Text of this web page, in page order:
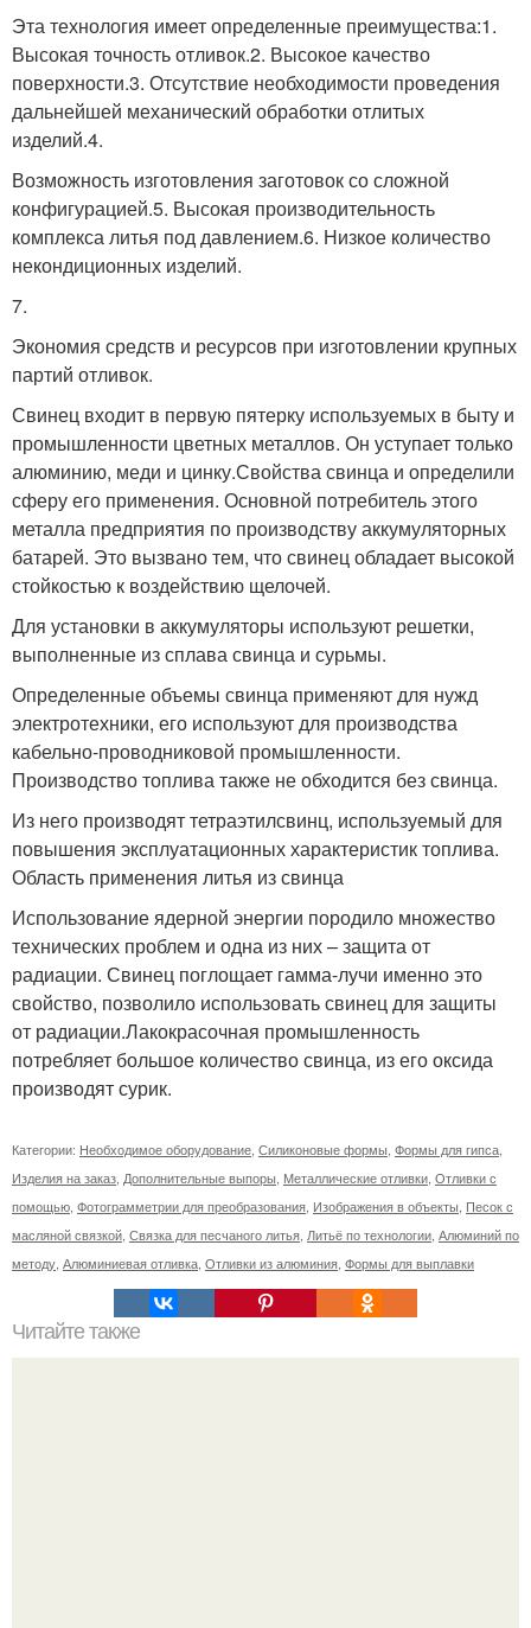
Эта технология имеет определенные преимущества:1.
Высокая точность отливок.2. Высокое качество
поверхности.3. Отсутствие необходимости проведения
дальнейшей механический обработки отлитых
изделий.4.
Возможность изготовления заготовок со сложной
конфигурацией.5. Высокая производительность
комплекса литья под давлением.6. Низкое количество
некондиционных изделий.
7.
Экономия средств и ресурсов при изготовлении крупных
партий отливок.
Свинец входит в первую пятерку используемых в быту и
промышленности цветных металлов. Он уступает только
алюминию, меди и цинку.Свойства свинца и определили
сферу его применения. Основной потребитель этого
металла предприятия по производству аккумуляторных
батарей. Это вызвано тем, что свинец обладает высокой
стойкостью к воздействию щелочей.
Для установки в аккумуляторы используют решетки,
выполненные из сплава свинца и сурьмы.
Определенные объемы свинца применяют для нужд
электротехники, его используют для производства
кабельно-проводниковой промышленности.
Производство топлива также не обходится без свинца.
Из него производят тетраэтилсвинц, используемый для
повышения эксплуатационных характеристик топлива.
Область применения литья из свинца
Использование ядерной энергии породило множество
технических проблем и одна из них – защита от
радиации. Свинец поглощает гамма-лучи именно это
свойство, позволило использовать свинец для защиты
от радиации.Лакокрасочная промышленность
потребляет большое количество свинца, из его оксида
производят сурик.
Категории: Необходимое оборудование Силиконовые формы Формы для гипса
Изделия на заказ Дополнительные выпоры Металлические отливки Отливки с
помощью Фотограмметрии для преобразования Изображения в объекты Песок с
масляной связкой Связка для песчаного литья Литьё по технологии Алюминий по
методу Алюминиевая отливка Отливки из алюминия Формы для выплавки
Читайте также